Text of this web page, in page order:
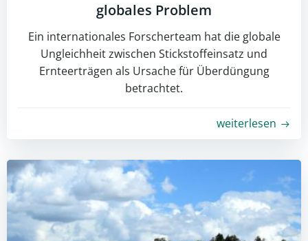
globales Problem
Ein internationales Forscherteam hat die globale
Ungleichheit zwischen Stickstoffeinsatz und
Ernteerträgen als Ursache für Überdüngung
betrachtet.
weiterlesen